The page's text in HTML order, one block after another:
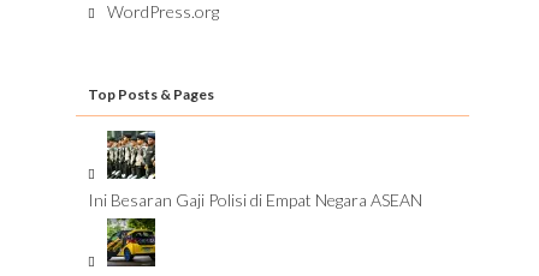
WordPress.org
Top Posts & Pages
Ini Besaran Gaji Polisi di Empat Negara ASEAN